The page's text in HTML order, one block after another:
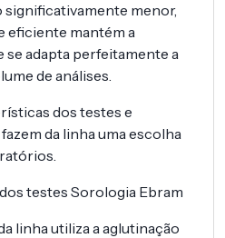
menor,
eficiente mantém a
se adapta perfeitamente a
de análises.
dos testes e
da linha uma escolha
testes Sorologia Ebram
linha utiliza a aglutinação